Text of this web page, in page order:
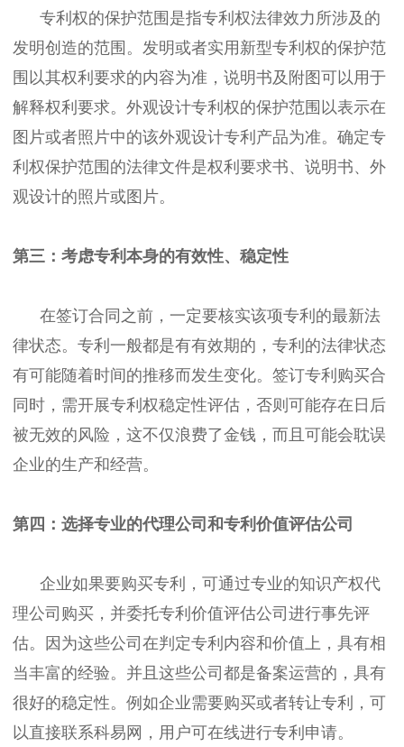
专利权的保护范围是指专利权法律效力所涉及的
发明创造的范围。发明或者实用新型专利权的保护范
围以其权利要求的内容为准，说明书及附图可以用于
解释权利要求。外观设计专利权的保护范围以表示在
图片或者照片中的该外观设计专利产品为准。确定专
利权保护范围的法律文件是权利要求书、说明书、外
观设计的照片或图片。
第三：考虑专利本身的有效性、稳定性
在签订合同之前，一定要核实该项专利的最新法
律状态。专利一般都是有有效期的，专利的法律状态
有可能随着时间的推移而发生变化。签订专利购买合
同时，需开展专利权稳定性评估，否则可能存在日后
被无效的风险，这不仅浪费了金钱，而且可能会耽误
企业的生产和经营。
第四：选择专业的代理公司和专利价值评估公司
企业如果要购买专利，可通过专业的知识产权代
理公司购买，并委托专利价值评估公司进行事先评
估。因为这些公司在判定专利内容和价值上，具有相
当丰富的经验。并且这些公司都是备案运营的，具有
很好的稳定性。例如企业需要购买或者转让专利，可
以直接联系科易网，用户可在线进行专利申请。